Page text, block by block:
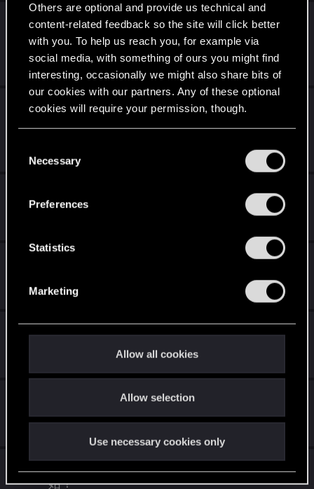
Others are optional and provide us technical and
content-related feedback so the site will click better
with you. To help us reach you, for example via
social media, with something of ours you might find
interesting, occasionally we might also share bits of
our cookies with our partners. Any of these optional
cookies will require your permission, though.
and tweak your preferences regarding them in the
Necessary
Preferences
Statistics
Marketing
Allow all cookies
Allow selection
Use necessary cookies only
ARモバイルゲーム「ウィッチャー：モンス
タースレイヤー」、7月21日に配信開始！
0 1K
Jul 2, 2021
サイバーパンク2077 — クオリティに関す
Jul 2, 2021
Android版『奪われし玉座』が登場！
Jun 17, 2021
Android版『奪われし玉座』が登場！
Jun 17, 2021
グウェント登場キャラクター紹介
「シーズン・マジック」がスタート
Jun 8, 2021
「力の代償：火遊び」拡張セット・配信開
始！